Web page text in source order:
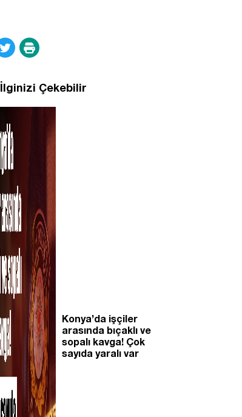
İlginizi Çekebilir
Konya’da işçiler
arasında bıçaklı ve
sopalı kavga! Çok
sayıda yaralı var